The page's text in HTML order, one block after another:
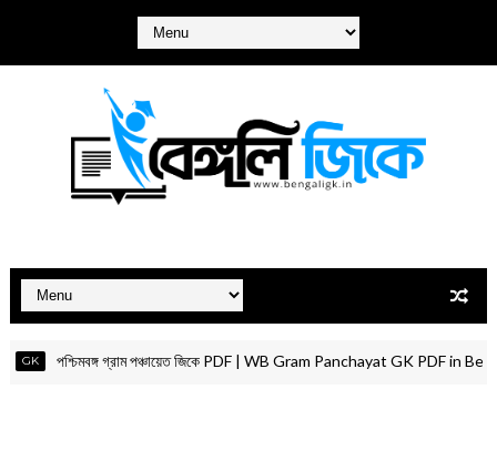
পশ্চিমবঙ্গ গ্রাম পঞ্চায়েত জিকে PDF | WB Gram Panchayat GK PDF in Bengali